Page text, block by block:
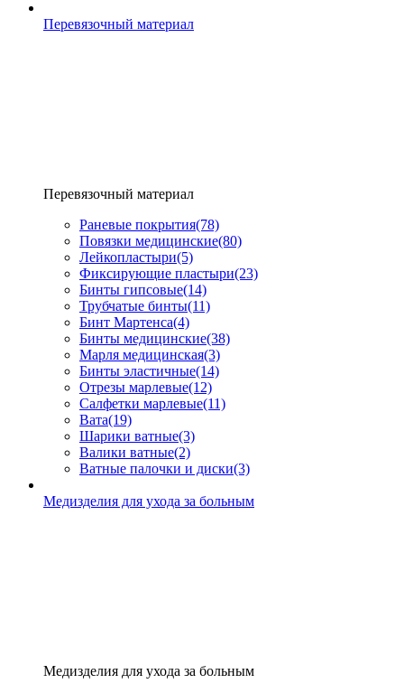
Перевязочный материал
Перевязочный материал
Раневые покрытия(78)
Повязки медицинские(80)
Лейкопластыри(5)
Фиксирующие пластыри(23)
Бинты гипсовые(14)
Трубчатые бинты(11)
Бинт Мартенса(4)
Бинты медицинские(38)
Марля медицинская(3)
Бинты эластичные(14)
Отрезы марлевые(12)
Салфетки марлевые(11)
Вата(19)
Шарики ватные(3)
Валики ватные(2)
Ватные палочки и диски(3)
Медизделия для ухода за больным
Медизделия для ухода за больным